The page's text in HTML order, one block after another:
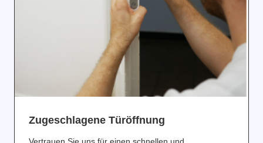
Zugeschlagene Türöffnung
Vertrauen Sie uns für einen schnellen und